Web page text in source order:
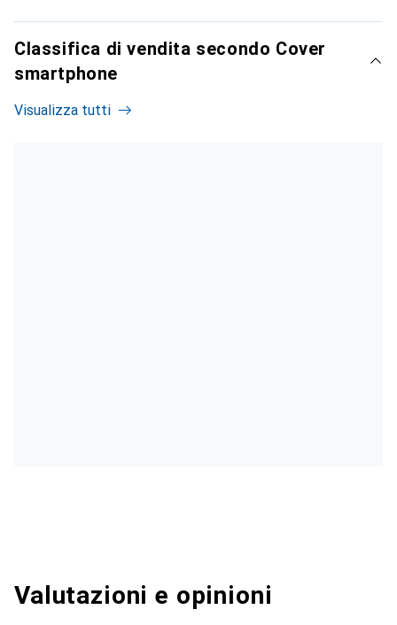
Classifica di vendita secondo Cover
smartphone
Visualizza tutti
Valutazioni e opinioni